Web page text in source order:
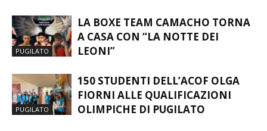
PUGILATO
LA BOXE TEAM CAMACHO TORNA
A CASA CON “LA NOTTE DEI
LEONI”
PUGILATO
150 STUDENTI DELL’ACOF OLGA
FIORNI ALLE QUALIFICAZIONI
OLIMPICHE DI PUGILATO